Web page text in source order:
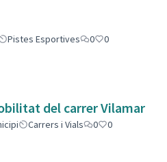
Pistes Esportives 0
0
del carrer Vilamar
Carrers i Vials 0
0